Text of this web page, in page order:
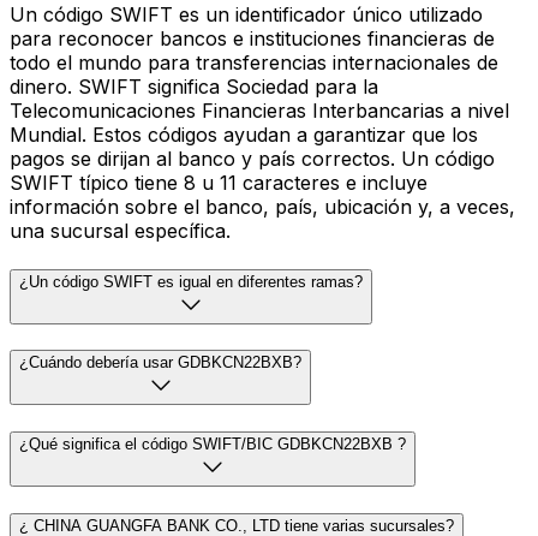
Un código SWIFT es un identificador único utilizado
para reconocer bancos e instituciones financieras de
todo el mundo para transferencias internacionales de
dinero. SWIFT significa Sociedad para la
Telecomunicaciones Financieras Interbancarias a nivel
Mundial. Estos códigos ayudan a garantizar que los
pagos se dirijan al banco y país correctos. Un código
SWIFT típico tiene 8 u 11 caracteres e incluye
información sobre el banco, país, ubicación y, a veces,
una sucursal específica.
¿Un código SWIFT es igual en diferentes ramas?
¿Cuándo debería usar GDBKCN22BXB?
¿Qué significa el código SWIFT/BIC GDBKCN22BXB ?
¿ CHINA GUANGFA BANK CO., LTD tiene varias sucursales?